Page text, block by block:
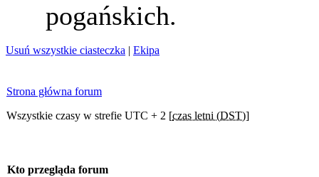
pogańskich.
Usuń wszystkie ciasteczka | Ekipa
Strona główna forum
Wszystkie czasy w strefie UTC + 2 [czas letni (DST)]
Kto przegląda forum